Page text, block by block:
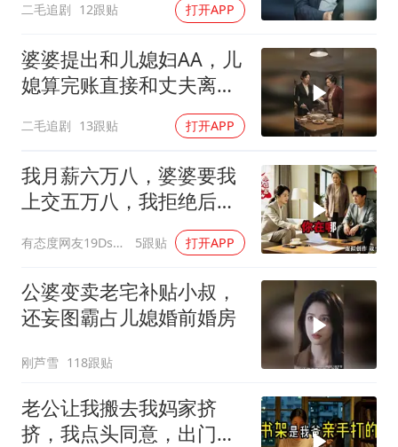
二毛追剧 12跟贴 打开APP
婆婆提出和儿媳妇AA，儿
媳算完账直接和丈夫离
二毛追剧 13跟贴 打开APP
我月薪六万八，婆婆要我
上交五万八，我拒绝后她
换了门锁，12天后我决意
离婚
有态度网友19Dsym 5跟贴 打开APP
公婆变卖老宅补贴小叔，
还妄图霸占儿媳婚前婚房
刚芦雪 118跟贴
老公让我搬去我妈家挤
挤，我点头同意，出门时